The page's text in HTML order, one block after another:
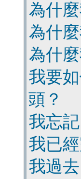
為什
為什
為什
我要
頭？
我忘
我已
我過